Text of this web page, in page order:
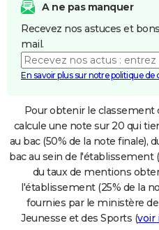
A ne pas manquer
Recevez nos astuces et
mail.
En savoir plus sur notre politique de
Pour obtenir le classement
calcule une note sur 20 qui
au bac (50% de la note finale),
bac au sein de l'établissement
du taux de mentions
l'établissement (25% de la
fournies par le ministère
Jeunesse et des Sports (voir